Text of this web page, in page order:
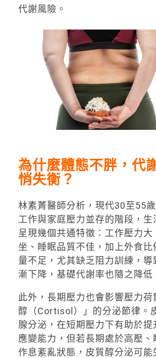
代謝風險。
為什麼體態不胖，代
悄失衡？
林素菁醫師分析，現代30至55
工作與家庭壓力並存的階段，生
呈現幾個共通特徵：工作壓力大
坐、睡眠品質不佳，加上外食比
量不足，尤其缺乏阻力訓練，導
漸下降，基礎代謝率也隨之降低
此外，長期壓力也會影響壓力荷
醇（Cortisol）」的分泌節律。
腺分泌，在短期壓力下有助於提
應變能力，但若長期處於高壓、
作息紊亂狀態，皮質醇分泌可能